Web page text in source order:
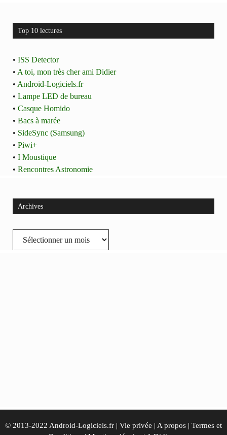
Top 10 lectures
• ISS Detector
• A toi, mon très cher ami Didier
• Android-Logiciels.fr
• Lampe LED de bureau
• Casque Homido
• Bacs à marée
• SideSync (Samsung)
• Piwi+
• I Moustique
• Rencontres Astronomie
Archives
Archives
© 2013-2022 Android-Logiciels.fr | Vie privée | A propos | Termes et